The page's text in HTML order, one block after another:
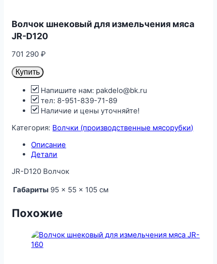
Волчок шнековый для измельчения мяса
JR-D120
701 290₽
Купить
Напишите нам: pakdelo@bk.ru
тел: 8-951-839-71-89
Наличие и цены уточняйте!
Категория: Волчки (производственные мясорубки)
Описание
Детали
JR-D120 Волчок
Габариты 95 × 55 × 105 см
Похожие